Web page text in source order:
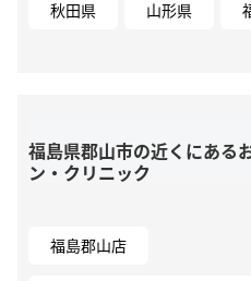
秋田県 山形県
福島県郡山市の近くにある
ン・クリニック
福島郡山店